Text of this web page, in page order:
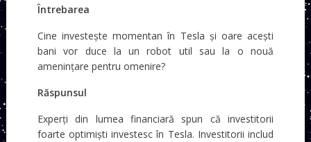
Întrebarea
Cine investește momentan în Tesla și oare acești
bani vor duce la un robot util sau la o nouă
amenințare pentru omenire?
Răspunsul
Experți din lumea financiară spun că investitorii
foarte optimiști investesc în Tesla. Investitorii includ